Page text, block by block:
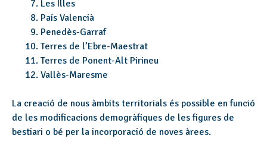
Les Illes
País Valencià
Penedès-Garraf
Terres de l’Ebre-Maestrat
Terres de Ponent-Alt Pirineu
Vallès-Maresme
La creació de nous àmbits territorials és possible en funció
de les modificacions demogràfiques de les figures de
bestiari o bé per la incorporació de noves àrees.